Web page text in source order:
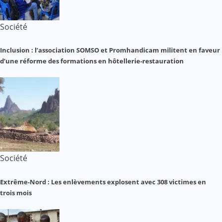
Société
Inclusion : l’association SOMSO et Promhandicam militent en faveur
d’une réforme des formations en hôtellerie-restauration
Société
Extrême-Nord : Les enlèvements explosent avec 308 victimes en
trois mois